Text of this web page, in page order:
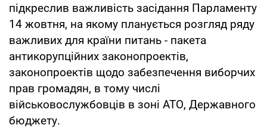
підкреслив важливість засідання Парламенту
14 жовтня, на якому планується розгляд ряду
важливих для країни питань - пакета
антикорупційних законопроектів,
законопроектів щодо забезпечення виборчих
прав громадян, в тому числі
військовослужбовців в зоні АТО, Державного
бюджету.